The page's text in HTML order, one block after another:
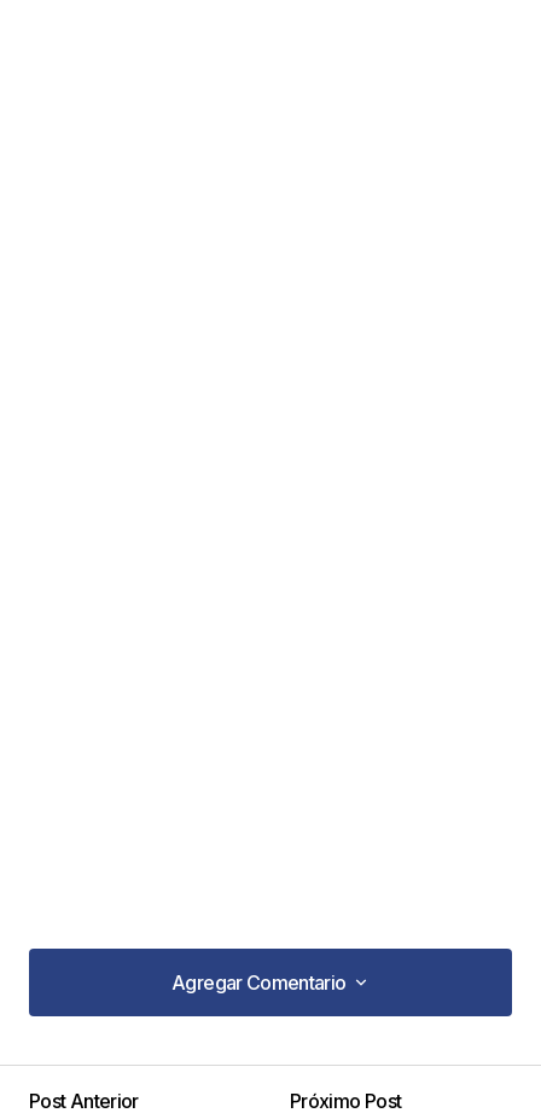
Agregar Comentario
Agregar Comentario
Post Anterior
Próximo Post